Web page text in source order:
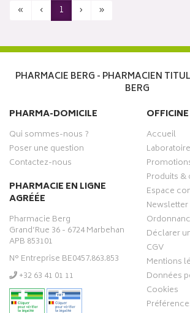
« ‹ 1 › »
PHARMACIE BERG - PHARMACIEN
BERG
PHARMA-DOMICILE
Qui sommes-nous ?
Poser une question
Contactez-nous
PHARMACIE EN LIGNE
AGRÉÉE
Pharmacie Berg
Grand’Rue 36 - 6724 Marbehan
APB 853101
N° Entreprise BE0457.863.853
‭+32 63 41 01 11‬
OFFICINE
Accueil
Produits
Espace
Newsletter
Déclarer
CGV
Mentions
Données
Cookies